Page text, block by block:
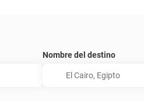
Nombre del destino